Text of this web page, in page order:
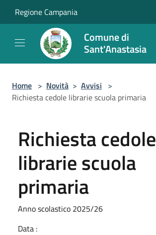
Regione Campania
Comune di
Sant'Anastasia
Home > Novità > Avvisi >
Richiesta cedole librarie scuola primaria
Richiesta cedole
librarie scuola
primaria
Anno scolastico 2025/26
Data :